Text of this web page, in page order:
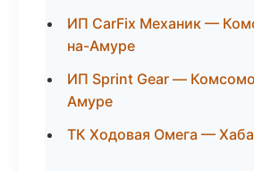
ИП CarFix Механик —
на-Амуре
ИП Sprint Gear —
Амуре
ТК Ходовая Омега —